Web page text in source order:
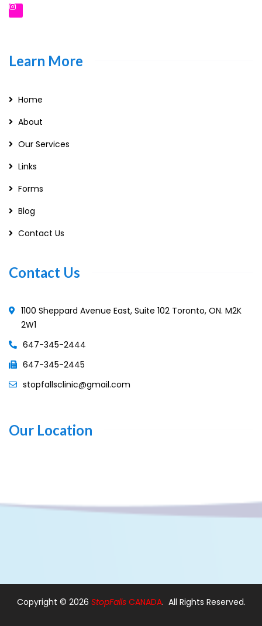
Learn More
Home
About
Our Services
Links
Forms
Blog
Contact Us
Contact Us
1100 Sheppard Avenue East, Suite 102 Toronto, ON. M2K
2W1
647-345-2444
647-345-2445
stopfallsclinic@gmail.com
Our Location
Copyright © 2026 StopFalls CANADA. All Rights Reserved.